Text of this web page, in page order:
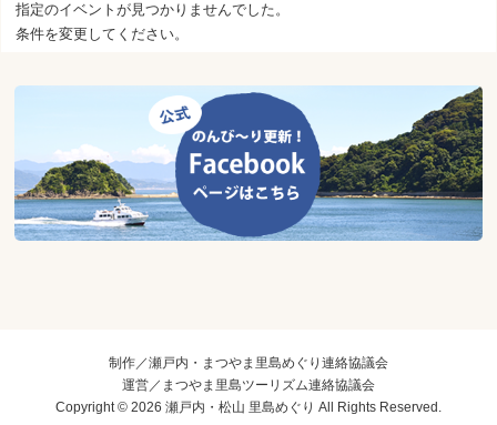
指定のイベントが見つかりませんでした。
条件を変更してください。
制作／瀬戸内・まつやま里島めぐり連絡協議会
運営／まつやま里島ツーリズム連絡協議会
Copyright © 2026 瀬戸内・松山 里島めぐり All Rights Reserved.